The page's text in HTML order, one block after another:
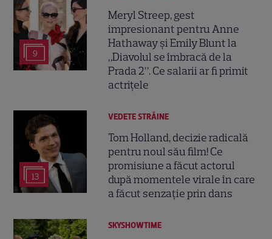
9
Meryl Streep, gest
impresionant pentru Anne
Hathaway și Emily Blunt la
„Diavolul se îmbracă de la
Prada 2”. Ce salarii ar fi primit
actrițele
13
VEDETE STRĂINE
Tom Holland, decizie radicală
pentru noul său film! Ce
promisiune a făcut actorul
după momentele virale în care
a făcut senzație prin dans
SKYSHOWTIME